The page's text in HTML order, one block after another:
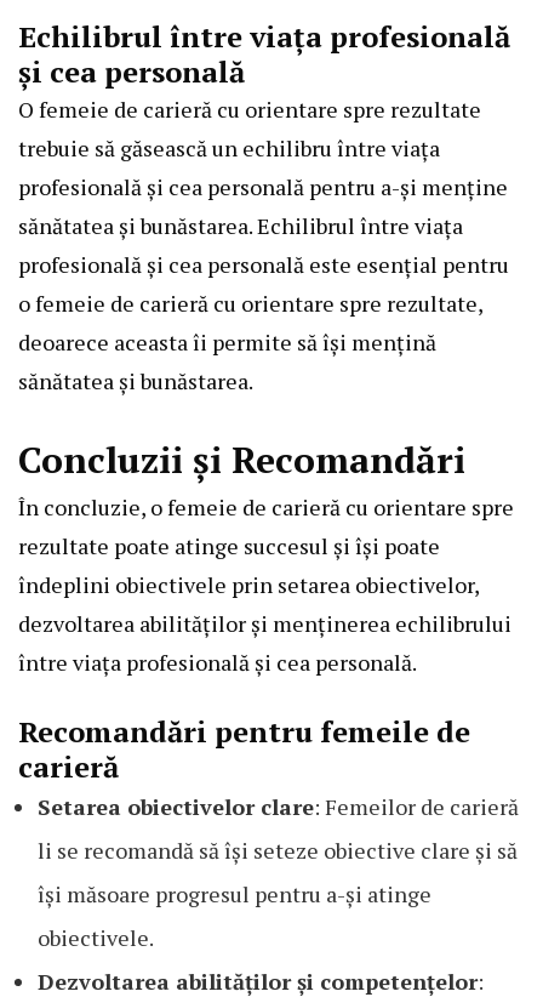
Echilibrul între viața profesională
și cea personală
O femeie de carieră cu orientare spre rezultate
trebuie să găsească un echilibru între viața
profesională și cea personală pentru a-și menține
sănătatea și bunăstarea. Echilibrul între viața
profesională și cea personală este esențial pentru
o femeie de carieră cu orientare spre rezultate,
deoarece aceasta îi permite să își mențină
sănătatea și bunăstarea.
Concluzii și Recomandări
În concluzie, o femeie de carieră cu orientare spre
rezultate poate atinge succesul și își poate
îndeplini obiectivele prin setarea obiectivelor,
dezvoltarea abilităților și menținerea echilibrului
între viața profesională și cea personală.
Recomandări pentru femeile de
carieră
Setarea obiectivelor clare: Femeilor de carieră
li se recomandă să își seteze obiective clare și să
își măsoare progresul pentru a-și atinge
obiectivele.
Dezvoltarea abilităților și competențelor: